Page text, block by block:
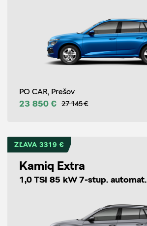
PO CAR, Prešov
23 850 € 27 145 €
ZĽAVA 3319 €
Kamiq Extra
1,0 TSI 85 kW 7-stup. automat.